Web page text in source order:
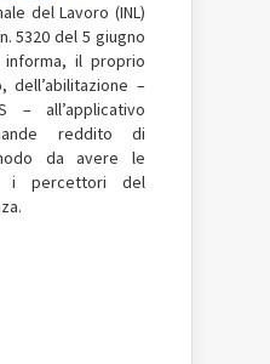
del Lavoro (INL)
5320 del 5 giugno
il proprio
dell’abilitazione –
– all’applicativo
reddito di
da avere le
i percettori del